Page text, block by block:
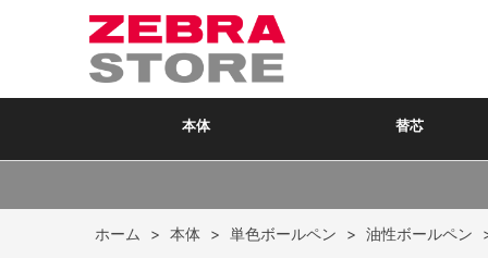
本体 替芯
ホーム > 本体 > 単色ボールペン > 油性ボールペン